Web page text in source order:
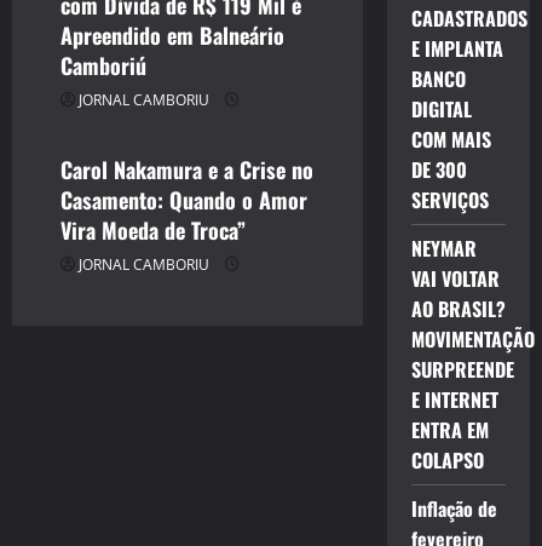
Apreendido em Balneário
Camboriú
JORNAL CAMBORIU
CELEBRIDADES
CINEMA TEATRO TV INTERNET
ENTRETENIMENTO
JORNAL CAMBORIU
Carol Nakamura e a Crise no
Casamento: Quando o Amor
Vira Moeda de Troca”
JORNAL CAMBORIU
CADASTRADOS
E IMPLANTA
BANCO
DIGITAL
COM MAIS
DE 300
SERVIÇOS
NEYMAR
VAI VOLTAR
AO BRASIL?
MOVIMENTAÇÃO
SURPREENDE
E INTERNET
ENTRA EM
COLAPSO
Inflação de
fevereiro